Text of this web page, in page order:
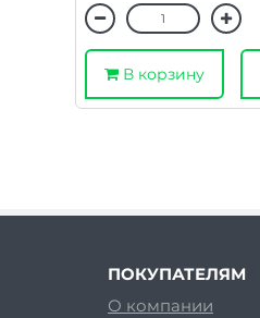
В корзину
ПОКУПАТЕЛЯМ
О компании